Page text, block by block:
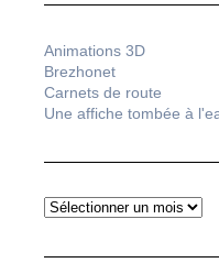
Animations 3D
Brezhonet
Carnets de route
Une affiche tombée à